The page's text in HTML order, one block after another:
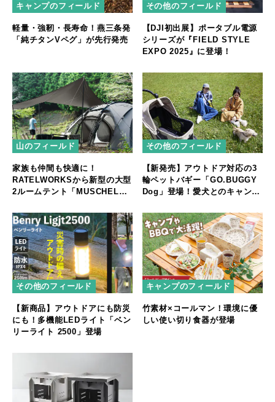
キャンプのフィールド
軽量・強靭・長寿命！燕三条発
「純チタンVペグ」が先行発売
その他のフィールド
【DJI初出展】ポータブル電源
シリーズが『FIELD STYLE
EXPO 2025』に登場！
山のフィールド
家族も仲間も快適に！
RATELWORKSから新型の大型
2ルームテント「MUSCHEL」
その他のフィールド
【新発売】アウトドア対応の3
輪ペットバギー「GO.BUGGY
Dog」登場！愛犬とのキャンプ
その他のフィールド
【新商品】アウトドアにも防災
にも！多機能LEDライト「ベン
リーライト 2500」登場
キャンプのフィールド
竹素材×コールマン！環境に優
しい使い切り食器が登場